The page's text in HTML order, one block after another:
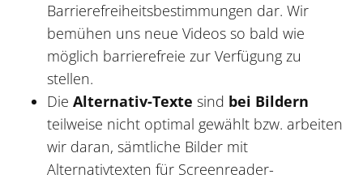
Barrierefreiheitsbestimmungen dar. Wir
bemühen uns neue Videos so bald wie
möglich barrierefreie zur Verfügung zu
stellen.
Die Alternativ-Texte sind bei Bildern
teilweise nicht optimal gewählt bzw. arbeiten
wir daran, sämtliche Bilder mit
Alternativtexten für Screenreader-